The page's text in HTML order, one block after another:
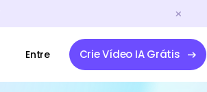
Entre Crie Vídeo IA Grátis